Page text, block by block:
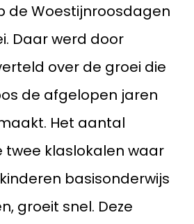
de Woestijnroosdagen
Daar werd door
over de groei die
de afgelopen jaren
Het aantal
twee klaslokalen waar
basisonderwijs
groeit snel. Deze